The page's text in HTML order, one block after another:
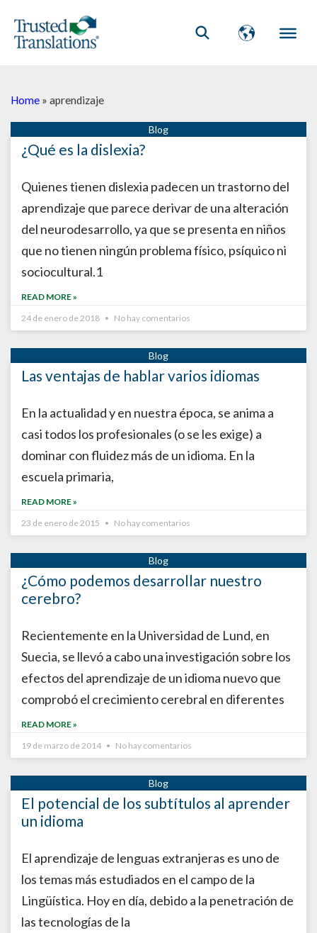
Home » aprendizaje
¿Qué es la dislexia?
Quienes tienen dislexia padecen un trastorno del
aprendizaje que parece derivar de una alteración
del neurodesarrollo, ya que se presenta en niños
que no tienen ningún problema físico, psíquico ni
sociocultural.1
READ MORE »
24 de enero de 2018
No hay comentarios
Las ventajas de hablar varios idiomas
En la actualidad y en nuestra época, se anima a
casi todos los profesionales (o se les exige) a
dominar con fluidez más de un idioma. En la
escuela primaria,
READ MORE »
23 de enero de 2015
No hay comentarios
¿Cómo podemos desarrollar nuestro
cerebro?
Recientemente en la Universidad de Lund, en
Suecia, se llevó a cabo una investigación sobre los
efectos del aprendizaje de un idioma nuevo que
comprobó el crecimiento cerebral en diferentes
READ MORE »
19 de marzo de 2014
No hay comentarios
El potencial de los subtítulos al aprender
un idioma
El aprendizaje de lenguas extranjeras es uno de
los temas más estudiados en el campo de la
Lingüística. Hoy en día, debido a la penetración de
las tecnologías de la